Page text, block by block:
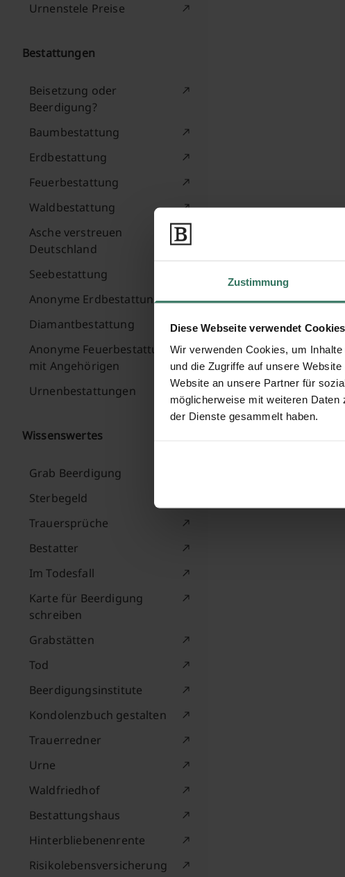
Zustimmung
Diese Webseite verwendet Cookies
Wir verwenden Cookies, um
und die Zugriffe auf unsere
Website an unsere Partner für
möglicherweise mit weiteren
der Dienste gesammelt haben.
Urnenstele Preise
Bestattungen
Beisetzung oder
Beerdigung?
Baumbestattung
Erdbestattung
Feuerbestattung
Waldbestattung
Asche verstreuen
Deutschland
Seebestattung
Anonyme Erdbestattung
Diamantbestattung
Anonyme Feuerbestattung
mit Angehörigen
Urnenbestattungen
Wissenswertes
Grab Beerdigung
Sterbegeld
Trauersprüche
Bestatter
Im Todesfall
Karte für Beerdigung
schreiben
Grabstätten
Tod
Beerdigungsinstitute
Kondolenzbuch gestalten
Trauerredner
Urne
Waldfriedhof
Bestattungshaus
Hinterbliebenenrente
Risikolebensversicherung